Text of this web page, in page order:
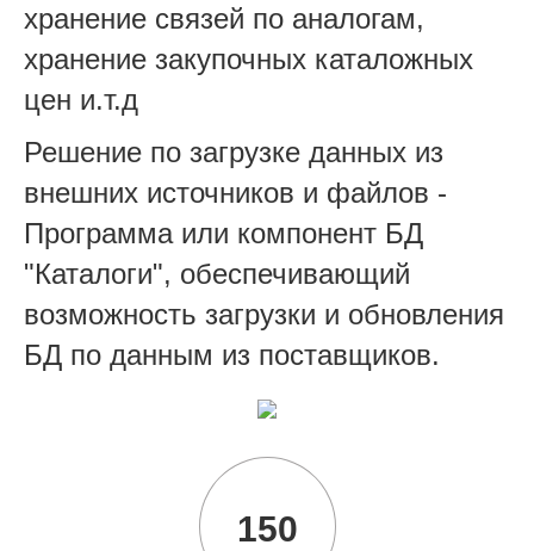
хранение связей по аналогам,
хранение закупочных каталожных
цен и.т.д
Решение по загрузке данных из
внешних источников и файлов -
Программа или компонент БД
"Каталоги", обеспечивающий
возможность загрузки и обновления
БД по данным из поставщиков.
150